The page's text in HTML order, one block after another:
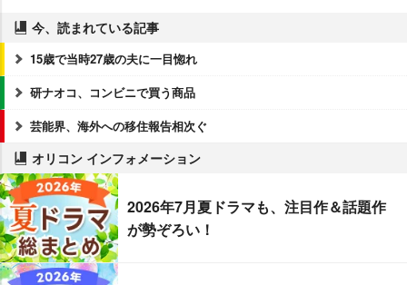
今、読まれている記事
15歳で当時27歳の夫に一目惚れ
研ナオコ、コンビニで買う商品
芸能界、海外への移住報告相次ぐ
オリコン インフォメーション
2026年7月夏ドラマも、注目作＆話題作
が勢ぞろい！